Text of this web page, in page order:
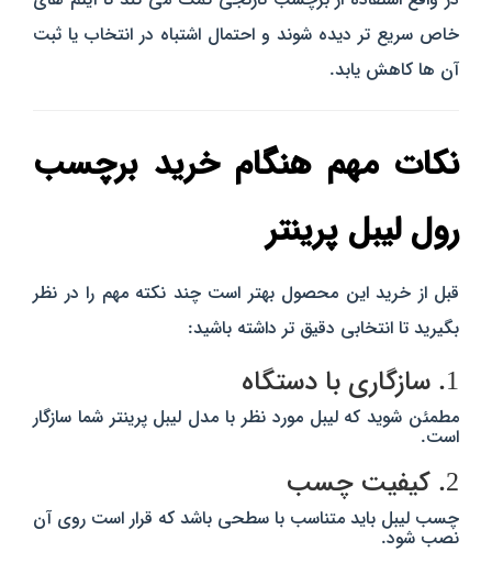
خاص سریع‌ تر دیده شوند و احتمال اشتباه در انتخاب یا ثبت
آن‌ ها کاهش یابد.
نکات مهم هنگام خرید برچسب
رول لیبل پرینتر
قبل از خرید این محصول بهتر است چند نکته مهم را در نظر
بگیرید تا انتخابی دقیق‌ تر داشته باشید:
1. سازگاری با دستگاه
مطمئن شوید که لیبل مورد نظر با مدل لیبل‌ پرینتر شما سازگار
است.
2. کیفیت چسب
چسب لیبل باید متناسب با سطحی باشد که قرار است روی آن
نصب شود.